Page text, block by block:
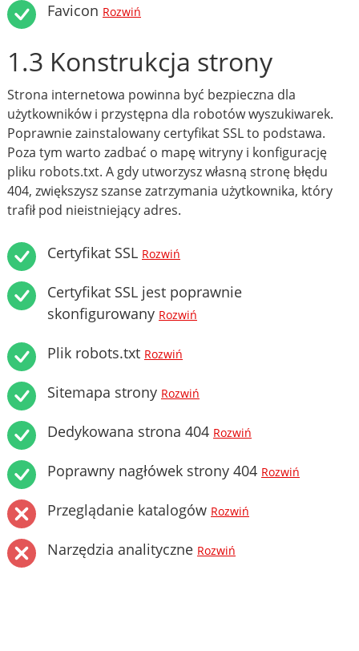
Favicon Rozwiń
1.3 Konstrukcja strony
Strona internetowa powinna być bezpieczna dla
użytkowników i przystępna dla robotów wyszukiwarek.
Poprawnie zainstalowany certyfikat SSL to podstawa.
Poza tym warto zadbać o mapę witryny i konfigurację
pliku robots.txt. A gdy utworzysz własną stronę błędu
404, zwiększysz szanse zatrzymania użytkownika, który
trafił pod nieistniejący adres.
Certyfikat SSL Rozwiń
Certyfikat SSL jest poprawnie
skonfigurowany Rozwiń
Plik robots.txt Rozwiń
Sitemapa strony Rozwiń
Dedykowana strona 404 Rozwiń
Poprawny nagłówek strony 404 Rozwiń
Przeglądanie katalogów Rozwiń
Narzędzia analityczne Rozwiń